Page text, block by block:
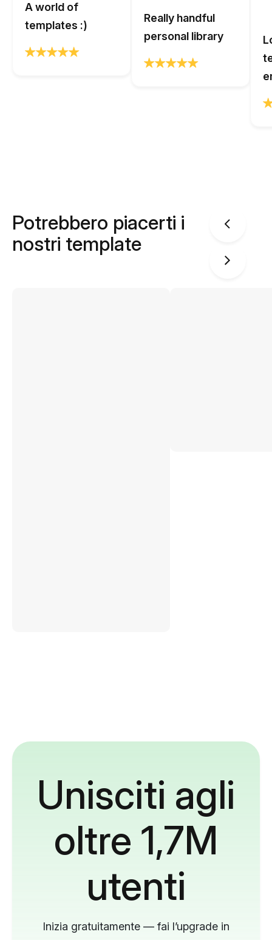
A world of
templates :)
Really handful
personal library
Potrebbero piacerti i
nostri template
Unisciti agli
oltre 1,7M
utenti
Inizia gratuitamente — fai l’upgrade in